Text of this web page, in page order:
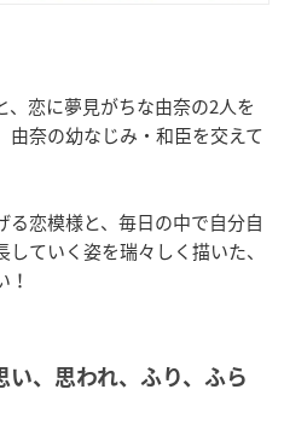
恋に夢見がちな由奈の2人を
奈の幼なじみ・和臣を交えて
恋模様と、毎日の中で自分自
ていく姿を瑞々しく描いた、
い、思われ、ふり、ふら